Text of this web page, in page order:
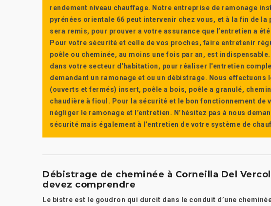
rendement niveau chauffage. Notre entreprise de ramonage
pyrénées orientale 66 peut intervenir chez vous, et à la fin de
sera remis, pour prouver a votre assurance que l’entretien a
Pour votre sécurité et celle de vos proches, faire entretenir
poêle ou cheminée, au moins une fois par an, est
dans votre secteur d'habitation, pour réaliser l'entretien
demandant un ramonage et ou un débistrage. Nous effectuons
(ouverts et fermés) insert, poêle a bois, poêle a granulé,
chaudière à fioul. Pour la sécurité et le bon fonctionnement de
négliger le ramonage et l’entretien. N’hésitez pas à nous
sécurité mais également à l’entretien de votre système de
Débistrage de cheminée à Corneilla Del
devez comprendre
Le bistre est le goudron qui durcit dans le conduit d’une